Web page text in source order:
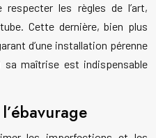
les règles de l’art,
Cette dernière, bien plus
d’une installation pérenne
sa maîtrise est indispensable